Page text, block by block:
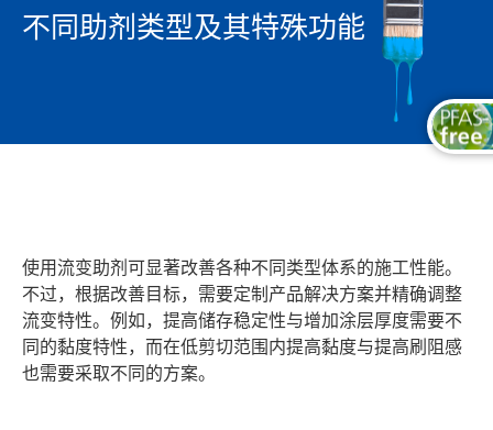
不同助剂类型及其特殊功能
使用流变助剂可显著改善各种不同类型体系的施工性能。
不过，根据改善目标，需要定制产品解决方案并精确调整
流变特性。例如，提高储存稳定性与增加涂层厚度需要不
同的黏度特性，而在低剪切范围内提高黏度与提高刷阻感
也需要采取不同的方案。